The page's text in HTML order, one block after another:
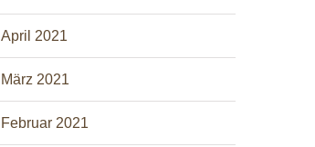
April 2021
März 2021
Februar 2021